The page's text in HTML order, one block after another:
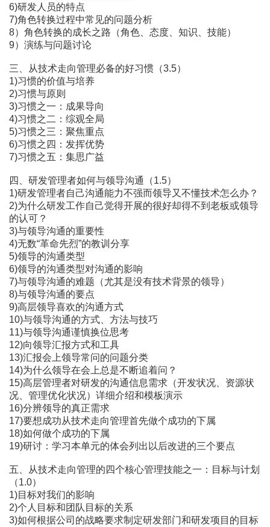
6)研发人员的特点
7)角色转换过程中常见的问题分析
8）角色转换的成长之路（角色、态度、知识、技能）
9）演练与问题讨论
三、从技术走向管理必备的好习惯（3.5）
1)习惯的价值与培养
2)习惯与原则
3)习惯之一：成果导向
4)习惯之二：综观全局
5)习惯之三：聚焦重点
6)习惯之四：发挥优势
7)习惯之五：集思广益
四、研发管理者如何与领导沟通（1.5）
1)研发管理者自己沟通能力不强而领导又不懂技术怎么办？
2)为什么研发工作自己觉得开展的很好却得不到老板或领导
的认可？
3)与领导沟通的重要性
4)无数“革命先烈”的教训分享
5)领导的沟通类型
6)领导的沟通类型对沟通的影响
7)与领导沟通的难题（尤其是没有技术背景的领导）
8)与领导沟通的要点
9)高层领导喜欢的沟通方式
10)与领导沟通的方式、方法与技巧
11)与领导沟通谨慎换位思考
12)向领导汇报方式和工具
13)汇报会上领导常问的问题分类
14)为什么领导在会上总是不断追着问？
15)高层管理者对研发的沟通信息需求（开发状况、资源状
况、管理优化状况）详细介绍和模板演示
16)分辨领导的真正需求
17)要想成功从技术走向管理首先做个成功的下属
18)如何做个成功的下属
19)研讨：学习本单元的体会列出以后改进的三个要点
五、从技术走向管理的四个核心管理技能之一：目标与计划
（1.0）
1)目标对我们的影响
2)个人目标和团队目标的关系
3)如何根据公司的战略要求制定研发部门和研发项目的目标